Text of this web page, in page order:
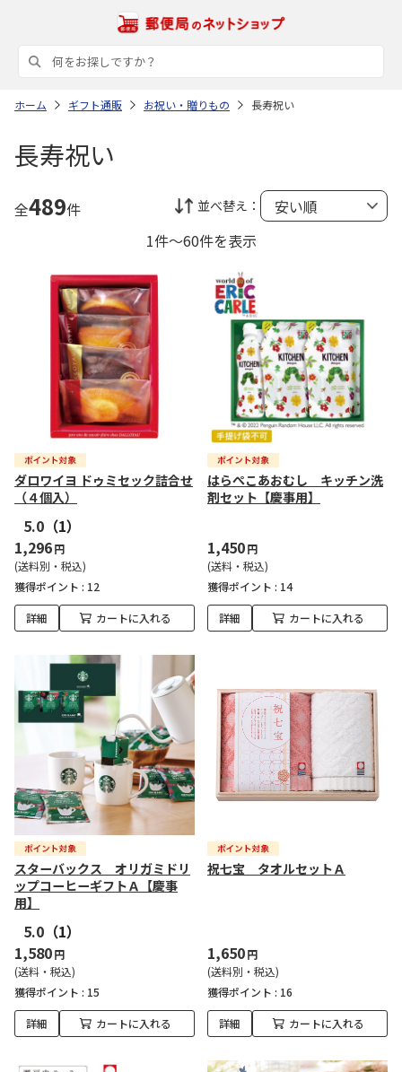
ホーム ギフト通販 お祝い・贈りもの 長寿祝い
長寿祝い
全489件 並べ替え：
1件～60件を表示
ダロワイヨ ドゥミセック詰合せ
（４個入）
5.0 （1）
1,296円
(送料別・税込)
獲得ポイント : 12
詳細 カートに入れる
はらぺこあおむし キッチン洗
剤セット【慶事用】
1,450円
(送料・税込)
獲得ポイント : 14
詳細 カートに入れる
スターバックス オリガミドリ
ップコーヒーギフトＡ【慶事
用】
5.0 （1）
1,580円
(送料・税込)
獲得ポイント : 15
詳細 カートに入れる
祝七宝 タオルセットＡ
1,650円
(送料別・税込)
獲得ポイント : 16
詳細 カートに入れる